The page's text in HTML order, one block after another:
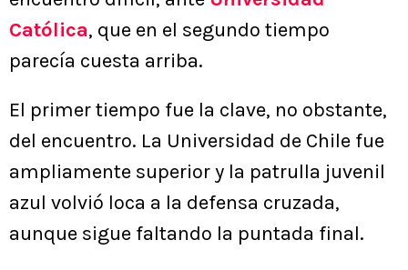
Católica, que en el segundo tiempo
parecía cuesta arriba.
El primer tiempo fue la clave, no obstante,
del encuentro. La Universidad de Chile fue
ampliamente superior y la patrulla juvenil
azul volvió loca a la defensa cruzada,
aunque sigue faltando la puntada final.